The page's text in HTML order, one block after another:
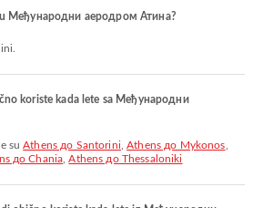
Међународни аеродром Атина?
koriste kada lete sa Међународни
suAthens до Santorini ,Athens до Mykonos
до Chania ,Athens до Thessaloniki